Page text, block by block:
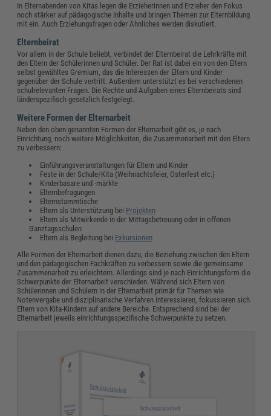
In Elternabenden von Kitas legen die Erzieherinnen und Erzieher den Fokus
noch stärker auf pädagogische Inhalte und bringen Themen zur Elternbildung
mit ein. Auch Erziehungsfragen oder Ähnliches werden diskutiert.
Elternbeirat
Vor allem in der Schule beliebt, verbindet der Elternbeirat die Lehrkräfte mit
den Eltern der Schülerinnen und Schüler. Der Rat ist dabei ein von den Eltern
selbst gewähltes Gremium, das die Interessen der Eltern und Kinder
gegenüber der Schule vertritt. Außerdem unterstützt es bei verschiedenen
schulrelevanten Fragen. Die Rechte und Aufgaben eines Elternbeirats sind
länderspezifisch gesetzlich festgelegt.
Weitere Formen der Elternarbeit
Neben den oben genannten Formen der Elternarbeit gibt es, je nach
Einrichtung, noch weitere Möglichkeiten, die Zusammenarbeit mit den Eltern
zu verbessern:
Einführungsveranstaltungen für Eltern und Kinder
Feste in der Schule/Kita (Weihnachtsfeier, Osterfest etc.)
Kinderbasare und -märkte
Elternbefragungen
Elternstammtische
Eltern als Unterstützung bei Projekten
Eltern als Mitwirkende in der Mittagsbetreuung oder in offenen
Ganztagsschulen
Eltern als Begleitung bei Exkursionen
Alle Formen der Elternarbeit dienen dazu, die Beziehung zwischen den Eltern
und den pädagogischen Fachkräften zu verbessern sowie die gemeinsame
Zusammenarbeit zu erleichtern. Allerdings sind je nach Einrichtungsform die
Schwerpunkte der Elternarbeit verschieden. Während sich Eltern von
Schülerinnen und Schülern in der Elternarbeit primär für Themen wie
Notenvergabe und disziplinarische Verfahren interessieren, fokussieren sich
Eltern von Kita-Kindern auf andere Bereiche. Entsprechend sind bei der
Elternarbeit jeweils einrichtungsspezifische Schwerpunkte zu setzen.